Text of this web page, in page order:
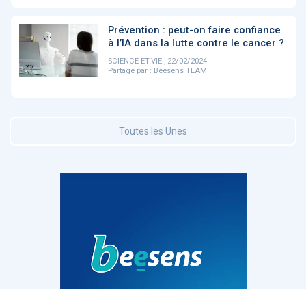
Prévention : peut-on faire confiance
à l’IA dans la lutte contre le cancer ?
SCIENCE-ET-VIE , 22/02/2024
Partagé par : Beesens TEAM
Toutes les Unes
‹ 1 2 3 4 5
MEMBRES BEESENS 52
‹ 1 2